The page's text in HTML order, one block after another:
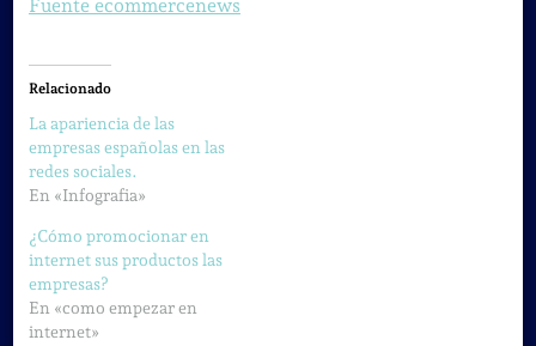
Fuente ecommercenews
Relacionado
La apariencia de las
empresas españolas en las
redes sociales.
En «Infografia»
¿Cómo promocionar en
internet sus productos las
empresas?
En «como empezar en
internet»